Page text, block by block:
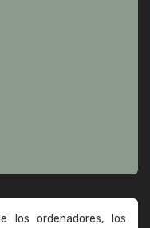
los ordenadores, los